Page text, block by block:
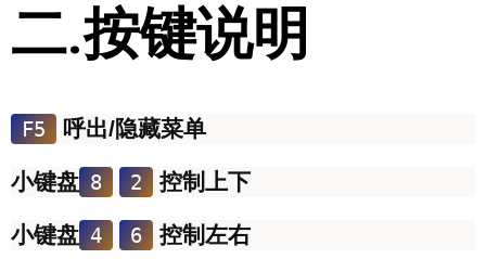
二.按键说明
F5 呼出/隐藏菜单
小键盘 8 2 控制上下
小键盘 4 6 控制左右